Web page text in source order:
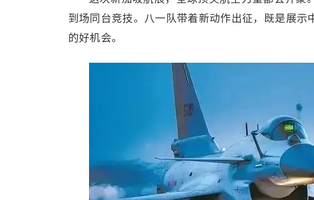
到场同台竞技。八一队带着新动作出征，既是展
的好机会。